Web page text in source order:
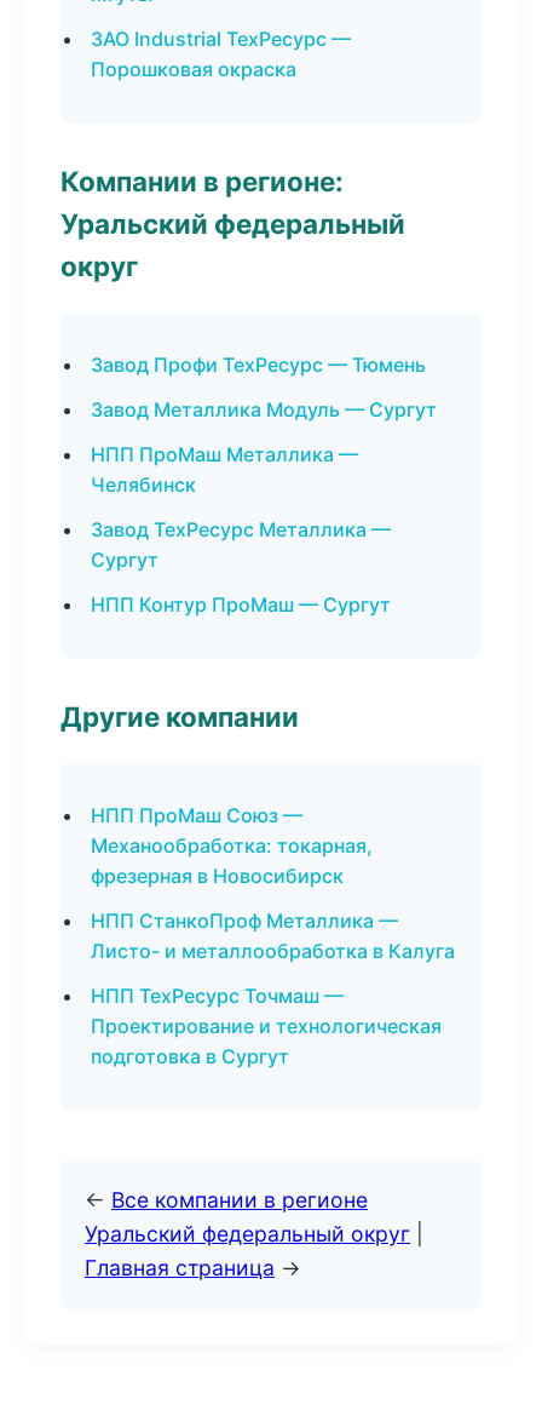
ЗАО Industrial ТехРесурс —
Порошковая окраска
Компании в регионе:
Уральский федеральный
округ
Завод Профи ТехРесурс — Тюмень
Завод Металлика Модуль — Сургут
НПП ПроМаш Металлика —
Челябинск
Завод ТехРесурс Металлика —
Сургут
НПП Контур ПроМаш — Сургут
Другие компании
НПП ПроМаш Союз —
Механообработка: токарная,
фрезерная в Новосибирск
НПП СтанкоПроф Металлика —
Листо- и металлообработка в Калуга
НПП ТехРесурс Точмаш —
Проектирование и технологическая
подготовка в Сургут
← Все компании в регионе
Уральский федеральный округ
Главная страница →